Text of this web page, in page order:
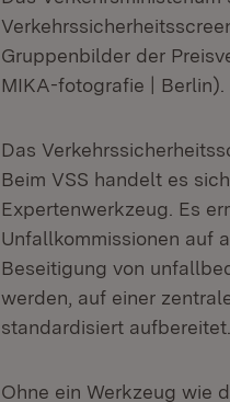
Gruppenbilder der
MIKA-fotografie | Berlin).
Das
Beim VSS handelt es
Expertenwerkzeug. Es
Unfallkommissionen auf
Beseitigung von
werden, auf einer
standardisiert aufbereitet.
Ohne ein Werkzeug wie